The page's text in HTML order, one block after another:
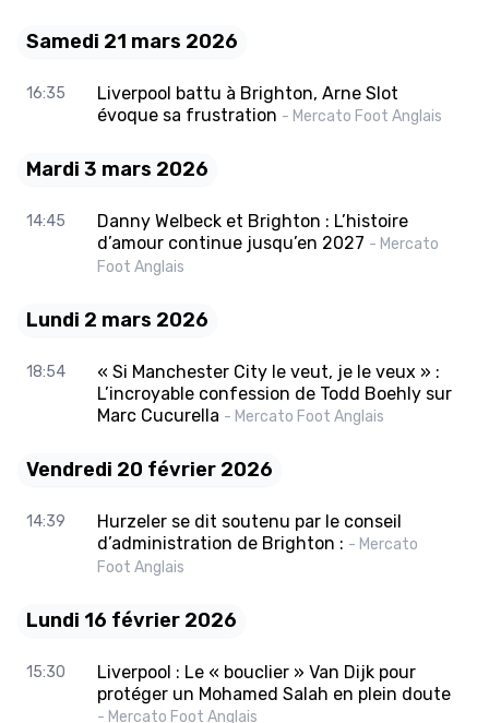
Samedi 21 mars 2026
16:35
Liverpool battu à Brighton, Arne Slot
évoque sa frustration - Mercato Foot Anglais
Mardi 3 mars 2026
14:45
Danny Welbeck et Brighton : L’histoire
d’amour continue jusqu’en 2027 - Mercato
Foot Anglais
Lundi 2 mars 2026
18:54
« Si Manchester City le veut, je le veux » :
L’incroyable confession de Todd Boehly sur
Marc Cucurella - Mercato Foot Anglais
Vendredi 20 février 2026
14:39
Hurzeler se dit soutenu par le conseil
d’administration de Brighton : - Mercato
Foot Anglais
Lundi 16 février 2026
15:30
Liverpool : Le « bouclier » Van Dijk pour
protéger un Mohamed Salah en plein doute
- Mercato Foot Anglais